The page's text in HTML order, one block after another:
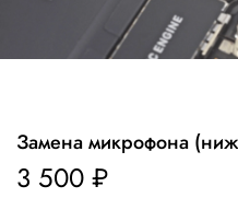
Замена микрофона
3 500 ₽